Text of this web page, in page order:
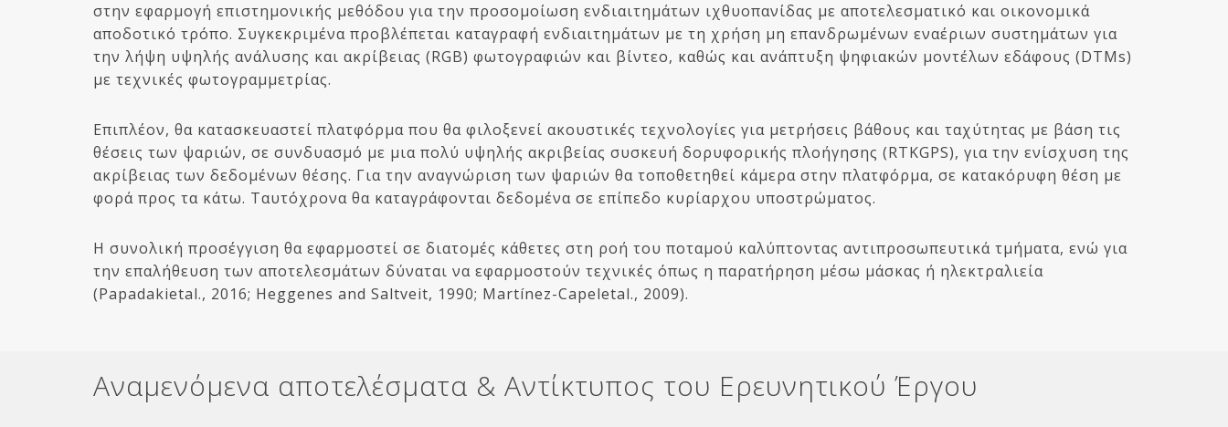
στην εφαρμογή επιστημονικής μεθόδου για την προσομοίωση ενδιαιτημάτων ιχθυοπανίδας με αποτελεσματικό και οικονομικά
αποδοτικό τρόπο. Συγκεκριμένα προβλέπεται καταγραφή ενδιαιτημάτων με τη χρήση μη επανδρωμένων εναέριων συστημάτων για
την λήψη υψηλής ανάλυσης και ακρίβειας (RGB) φωτογραφιών και βίντεο, καθώς και ανάπτυξη ψηφιακών μοντέλων εδάφους (DTMs)
με τεχνικές φωτογραμμετρίας.
Επιπλέον, θα κατασκευαστεί πλατφόρμα που θα φιλοξενεί ακουστικές τεχνολογίες για μετρήσεις βάθους και ταχύτητας με βάση τις
θέσεις των ψαριών, σε συνδυασμό με μια πολύ υψηλής ακριβείας συσκευή δορυφορικής πλοήγησης (RTKGPS), για την ενίσχυση της
ακρίβειας των δεδομένων θέσης. Για την αναγνώριση των ψαριών θα τοποθετηθεί κάμερα στην πλατφόρμα, σε κατακόρυφη θέση με
φορά προς τα κάτω. Ταυτόχρονα θα καταγράφονται δεδομένα σε επίπεδο κυρίαρχου υποστρώματος.
Η συνολική προσέγγιση θα εφαρμοστεί σε διατομές κάθετες στη ροή του ποταμού καλύπτοντας αντιπροσωπευτικά τμήματα, ενώ για
την επαλήθευση των αποτελεσμάτων δύναται να εφαρμοστούν τεχνικές όπως η παρατήρηση μέσω μάσκας ή ηλεκτραλιεία
(Papadakietal., 2016; Heggenes and Saltveit, 1990; Martínez-Capeletal., 2009).
Αναμενόμενα αποτελέσματα & Αντίκτυπος του Ερευνητικού Έργου